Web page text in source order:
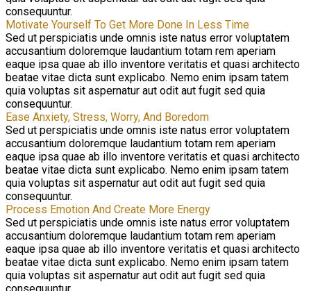
consequuntur.
Motivate Yourself To Get More Done In Less Time
Sed ut perspiciatis unde omnis iste natus error voluptatem
accusantium doloremque laudantium totam rem aperiam
eaque ipsa quae ab illo inventore veritatis et quasi architecto
beatae vitae dicta sunt explicabo. Nemo enim ipsam tatem
quia voluptas sit aspernatur aut odit aut fugit sed quia
consequuntur.
Ease Anxiety, Stress, Worry, And Boredom
Sed ut perspiciatis unde omnis iste natus error voluptatem
accusantium doloremque laudantium totam rem aperiam
eaque ipsa quae ab illo inventore veritatis et quasi architecto
beatae vitae dicta sunt explicabo. Nemo enim ipsam tatem
quia voluptas sit aspernatur aut odit aut fugit sed quia
consequuntur.
Process Emotion And Create More Energy
Sed ut perspiciatis unde omnis iste natus error voluptatem
accusantium doloremque laudantium totam rem aperiam
eaque ipsa quae ab illo inventore veritatis et quasi architecto
beatae vitae dicta sunt explicabo. Nemo enim ipsam tatem
quia voluptas sit aspernatur aut odit aut fugit sed quia